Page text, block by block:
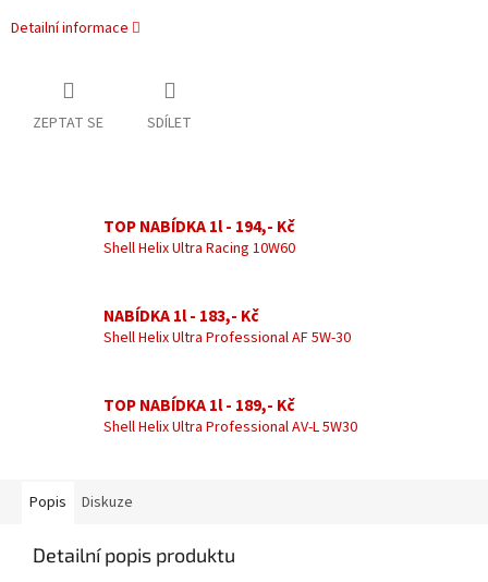
Detailní informace
ZEPTAT SE SDÍLET
TOP NABÍDKA 1l - 194,- Kč
Shell Helix Ultra Racing 10W60
NABÍDKA 1l - 183,- Kč
Shell Helix Ultra Professional AF 5W-30
TOP NABÍDKA 1l - 189,- Kč
Shell Helix Ultra Professional AV-L 5W30
Popis Diskuze
Detailní popis produktu